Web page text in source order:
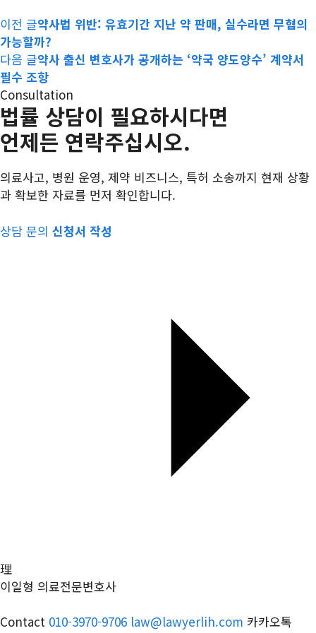
이전 글약사법 위반: 유효기간 지난 약 판매, 실수라면 무혐의
가능할까?
다음 글약사 출신 변호사가 공개하는 ‘약국 양도양수’ 계약서
필수 조항
Consultation
법률 상담이 필요하시다면
언제든 연락주십시오.
의료사고, 병원 운영, 제약 비즈니스, 특허 소송까지 현재 상황
과 확보한 자료를 먼저 확인합니다.
상담 문의 신청서 작성
理
이일형 의료전문변호사
Contact 010-3970-9706 law@lawyerlih.com 카카오톡